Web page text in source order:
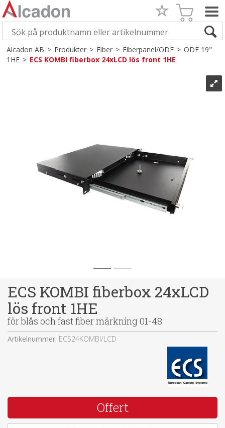
Alcadon AB>Produkter>Fiber>Fiberpanel/ODF>ODF 19"
1HE>ECS KOMBI fiberbox 24xLCD lös front 1HE
ECS KOMBI fiberbox 24xLCD
lös front 1HE
för blås och fast fiber märkning 01-48
Artikelnummer: ECS24KOMBI/LCD
Offert